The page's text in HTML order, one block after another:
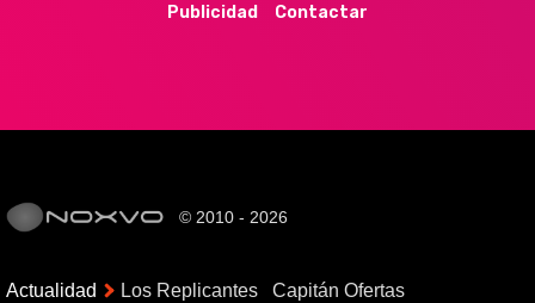
Publicidad
Contactar
© 2010 - 2026
Actualidad Los Replicantes Capitán Ofertas